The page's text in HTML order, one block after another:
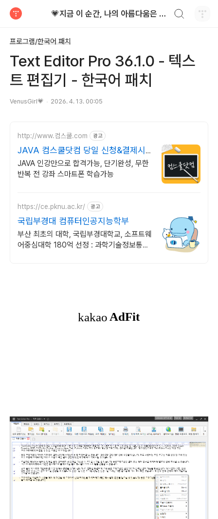
💗지금 이 순간, 나의 아름다움은 가장 빛난다!
프로그램/한국어 패치
Text Editor Pro 36.1.0 - 텍스
트 편집기 - 한국어 패치
VenusGirl💗 2026. 4. 13. 00:05
http://www.컴스쿨.com 광고
JAVA 컴스쿨닷컴 당일 신청&결제시
기프티콘!
JAVA 인강만으로 합격가능, 단기완성, 무한
반복 전 강좌 스마트폰 학습가능
https://ce.pknu.ac.kr/ 광고
국립부경대 컴퓨터인공지능학부
부산 최초의 대학, 국립부경대학교, 소프트웨
어중심대학 180억 선정 : 과학기술정보통신